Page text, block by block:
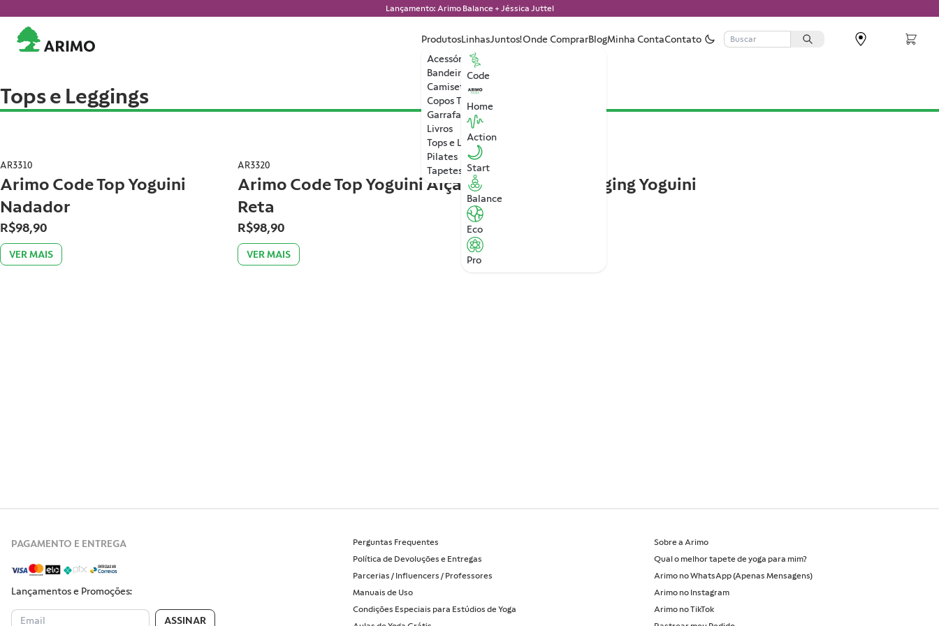
Lançamento: Arimo Balance + Jéssica Juttel
Produtos
Acessórios
Bandeiras
Camisetas
Copos Térmicos
Garrafa de Água
Livros
Tops e Leggings
Pilates
Tapetes de Yoga
Linhas
Code
Home
Action
Start
Balance
Eco
Pro
Juntos!Onde ComprarBlogMinha ContaContato
Tops e Leggings
AR3310
Arimo Code Top Yoguini
Nadador
R$98,90
VER MAIS
AR3320
Arimo Code Top Yoguini Alça
Reta
R$98,90
VER MAIS
AR3330
Arimo Code Legging Yoguini
R$168,90
PAGAMENTO E ENTREGA
Lançamentos e Promoções:
ASSINAR
Perguntas Frequentes
Política de Devoluções e Entregas
Parcerias / Influencers / Professores
Manuais de Uso
Condições Especiais para Estúdios de Yoga
Sobre a Arimo
Qual o melhor tapete de yoga para mim?
Arimo no WhatsApp (Apenas Mensagens)
Arimo no Instagram
Arimo no TikTok